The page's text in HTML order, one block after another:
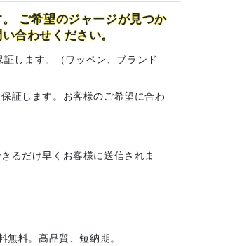
ご希望のジャージが見つか
合わせください。
します。（ワッペン、ブランド
証します。お客様のご希望に合わ
るだけ早くお客様に送信されま
料。高品質、短納期。